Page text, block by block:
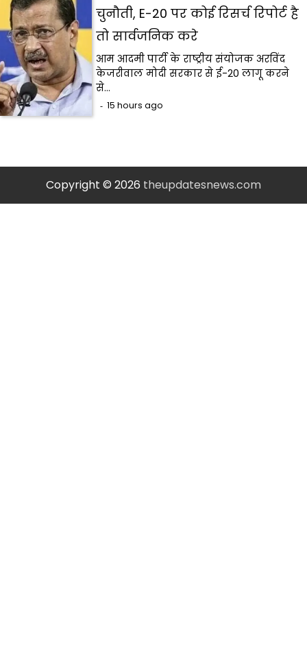
चुनौती, E-20 पर कोई रिसर्च रिपोर्ट है
तो सार्वजनिक करे
आम आदमी पार्टी के राष्ट्रीय संयोजक अरविंद
केजरीवाल मोदी सरकार से ई-20 लागू करने
से…
15 hours ago
Copyright © 2026 theupdatesnews.com